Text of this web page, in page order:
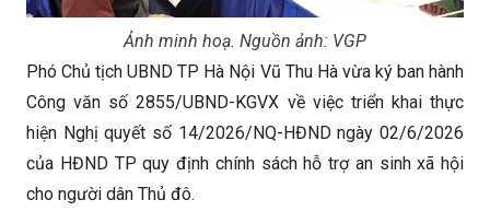
Ảnh minh hoạ. Nguồn ảnh: VGP
Phó Chủ tịch UBND TP Hà Nội Vũ Thu Hà vừa ký ban hành
Công văn số 2855/UBND-KGVX về việc triển khai thực
hiện Nghị quyết số 14/2026/NQ-HĐND ngày 02/6/2026
của HĐND TP quy định chính sách hỗ trợ an sinh xã hội
cho người dân Thủ đô.